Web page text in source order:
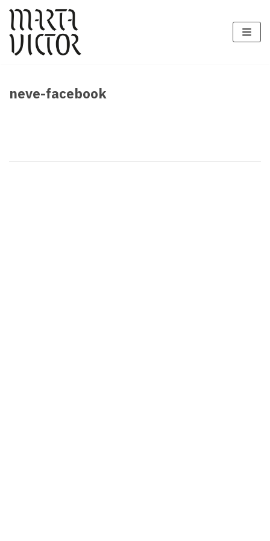
Zum
Inhalt
springen
neve-facebook